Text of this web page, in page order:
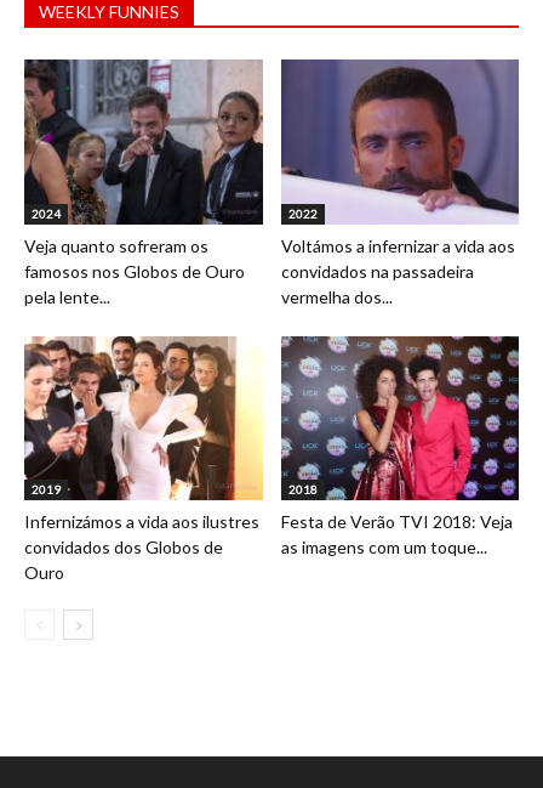
WEEKLY FUNNIES
2024
Veja quanto sofreram os
famosos nos Globos de Ouro
pela lente...
2022
Voltámos a infernizar a vida aos
convidados na passadeira
vermelha dos...
2019
Infernizámos a vida aos ilustres
convidados dos Globos de
Ouro
2018
Festa de Verão TVI 2018: Veja
as imagens com um toque...